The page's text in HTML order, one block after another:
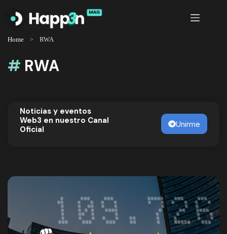
contenido
Home RWA
# RWA
Noticias y eventos
Web3 en nuestro Canal
Oficial
Unirme